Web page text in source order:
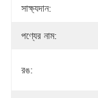
সাক্ষ্যদান:
পণ্যের নাম:
রঙ: